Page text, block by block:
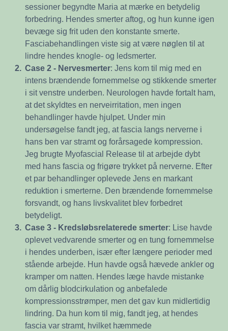
sessioner begyndte Maria at mærke en betydelig
forbedring. Hendes smerter aftog, og hun kunne igen
bevæge sig frit uden den konstante smerte.
Fasciabehandlingen viste sig at være nøglen til at
lindre hendes knogle- og ledsmerter.
2. Case 2 - Nervesmerter: Jens kom til mig med en
intens brændende fornemmelse og stikkende smerter
i sit venstre underben. Neurologen havde fortalt ham,
at det skyldtes en nerveirritation, men ingen
behandlinger havde hjulpet. Under min
undersøgelse fandt jeg, at fascia langs nerverne i
hans ben var stramt og forårsagede kompression.
Jeg brugte Myofascial Release til at arbejde dybt
med hans fascia og frigøre trykket på nerverne. Efter
et par behandlinger oplevede Jens en markant
reduktion i smerterne. Den brændende fornemmelse
forsvandt, og hans livskvalitet blev forbedret
betydeligt.
3. Case 3 - Kredsløbsrelaterede smerter: Lise havde
oplevet vedvarende smerter og en tung fornemmelse
i hendes underben, især efter længere perioder med
stående arbejde. Hun havde også hævede ankler og
kramper om natten. Hendes læge havde mistanke
om dårlig blodcirkulation og anbefalede
kompressionsstrømper, men det gav kun midlertidig
lindring. Da hun kom til mig, fandt jeg, at hendes
fascia var stramt, hvilket hæmmede